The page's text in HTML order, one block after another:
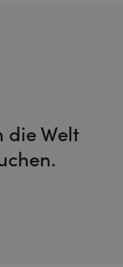
die Welt